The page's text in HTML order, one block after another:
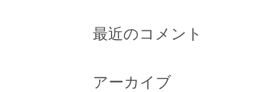
最近のコメント
アーカイブ